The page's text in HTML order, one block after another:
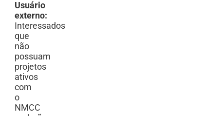
Usuário
externo:
Interessados
que
não
possuam
projetos
ativos
com
o
NMCC